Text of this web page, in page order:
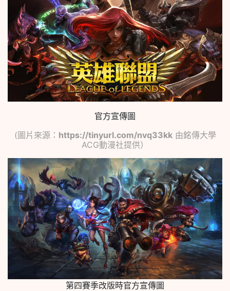
官方宣傳圖
(圖片來源： https://tinyurl.com/nvq33kk由銘傳大學
ACG動漫社提供）
第四賽季改版時官方宣傳圖